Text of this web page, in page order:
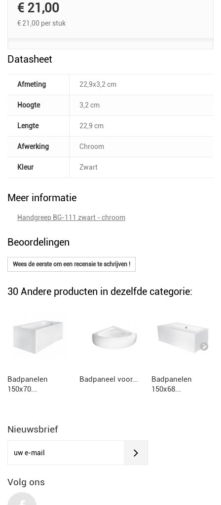
€ 21,00
€ 21,00 per stuk
Datasheet
Afmeting 22,9x3,2 cm
Hoogte 3,2 cm
Lengte 22,9 cm
Afwerking Chroom
Kleur Zwart
Meer informatie
Handgreep BG-111 zwart - chroom
Beoordelingen
Wees de eerste om een recensie te schrijven !
30 Andere producten in dezelfde categorie:
Badpanelen
150x70...
Badpaneel voor...
Badpanelen
150x68...
Nieuwsbrief
Volg ons